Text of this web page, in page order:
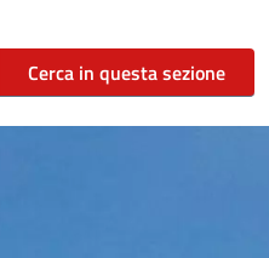
Cerca in questa sezione